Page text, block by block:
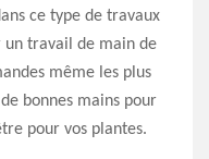
ce type de travaux
un travail de main de
même les plus
bonnes mains pour
pour vos plantes.